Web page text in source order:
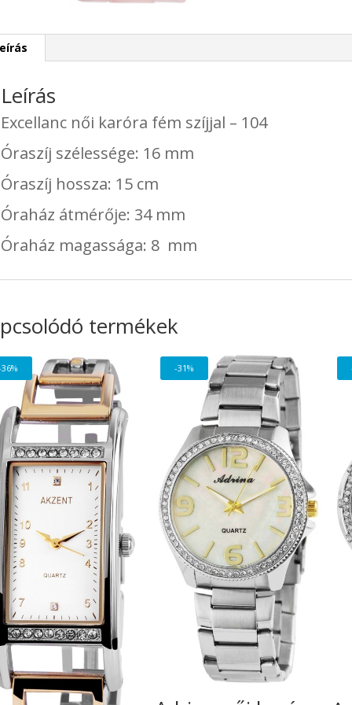
Leírás
Excellanc női karóra fém szíjjal – 104
Óraszíj szélessége: 16 mm
Óraszíj hossza: 15 cm
Óraház átmérője: 34 mm
Óraház magassága: 8 mm
termékek
-31%